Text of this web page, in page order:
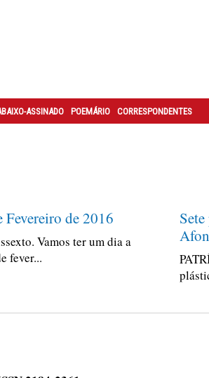
ASSINADO POEMÁRIO CORRESPONDENTES
de 2016
Vamos ter um dia a
fever...